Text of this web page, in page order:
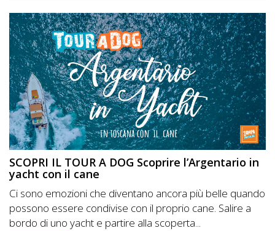
SCOPRI IL TOUR A DOG Scoprire l’Argentario in
yacht con il cane
Ci sono emozioni che diventano ancora più belle quando
possono essere condivise con il proprio cane. Salire a
bordo di uno yacht e partire alla scoperta...